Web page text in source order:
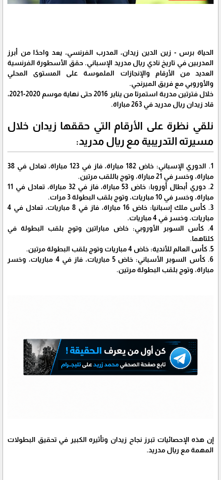
الحياة برس - زين الدين زيدان، المدرب الفرنسي، يعد واحدًا من أبرز
المدربين في تاريخ نادي ريال مدريد الإسباني. حقق الأسطورة الفرنسية
العديد من الأرقام والإنجازات الملموسة على المستوى المحلي
والأوروبي مع فريق الميرنجي.
خلال فترتين مدربة استمرتا من يناير 2016 حتى نهاية موسم 2020-2021،
قاد زيدان ريال مدريد في 263 مباراة.
نلقي نظرة على الأرقام التي حققها زيدان خلال
مسيرته التدريبية مع ريال مدريد:
1. الدوري الإسباني: خاض 182 مباراة، فاز في 123 مباراة، تعادل في 38
مباراة، وخسر في 21 مباراة، وتوج باللقب مرتين.
2. دوري أبطال أوروبا: خاض 53 مباراة، فاز في 32 مباراة، تعادل في 11
مباراة، وخسر في 10 مباريات، وتوج بلقب البطولة 3 مرات.
3. كأس ملك إسبانيا: خاض 16 مباراة، فاز في 8 مباريات، تعادل في 4
مباريات، وخسر في 4 مباريات.
4. كأس السوبر الأوروبي: خاض مباراتين وتوج بلقب البطولة في
كلتاهما.
5. كأس العالم للأندية: خاض 4 مباريات وتوج بلقب البطولة مرتين.
6. كأس السوبر الأسباني: خاض 5 مباريات، فاز في 4 مباريات، وخسر
مباراة، وتوج بلقب البطولة مرتين.
إن هذه الإحصائيات تبرز نجاح زيدان وتأثيره الكبير في تحقيق البطولات
المهمة مع ريال مدريد.